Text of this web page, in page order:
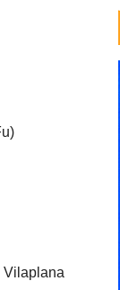
Vilaplana